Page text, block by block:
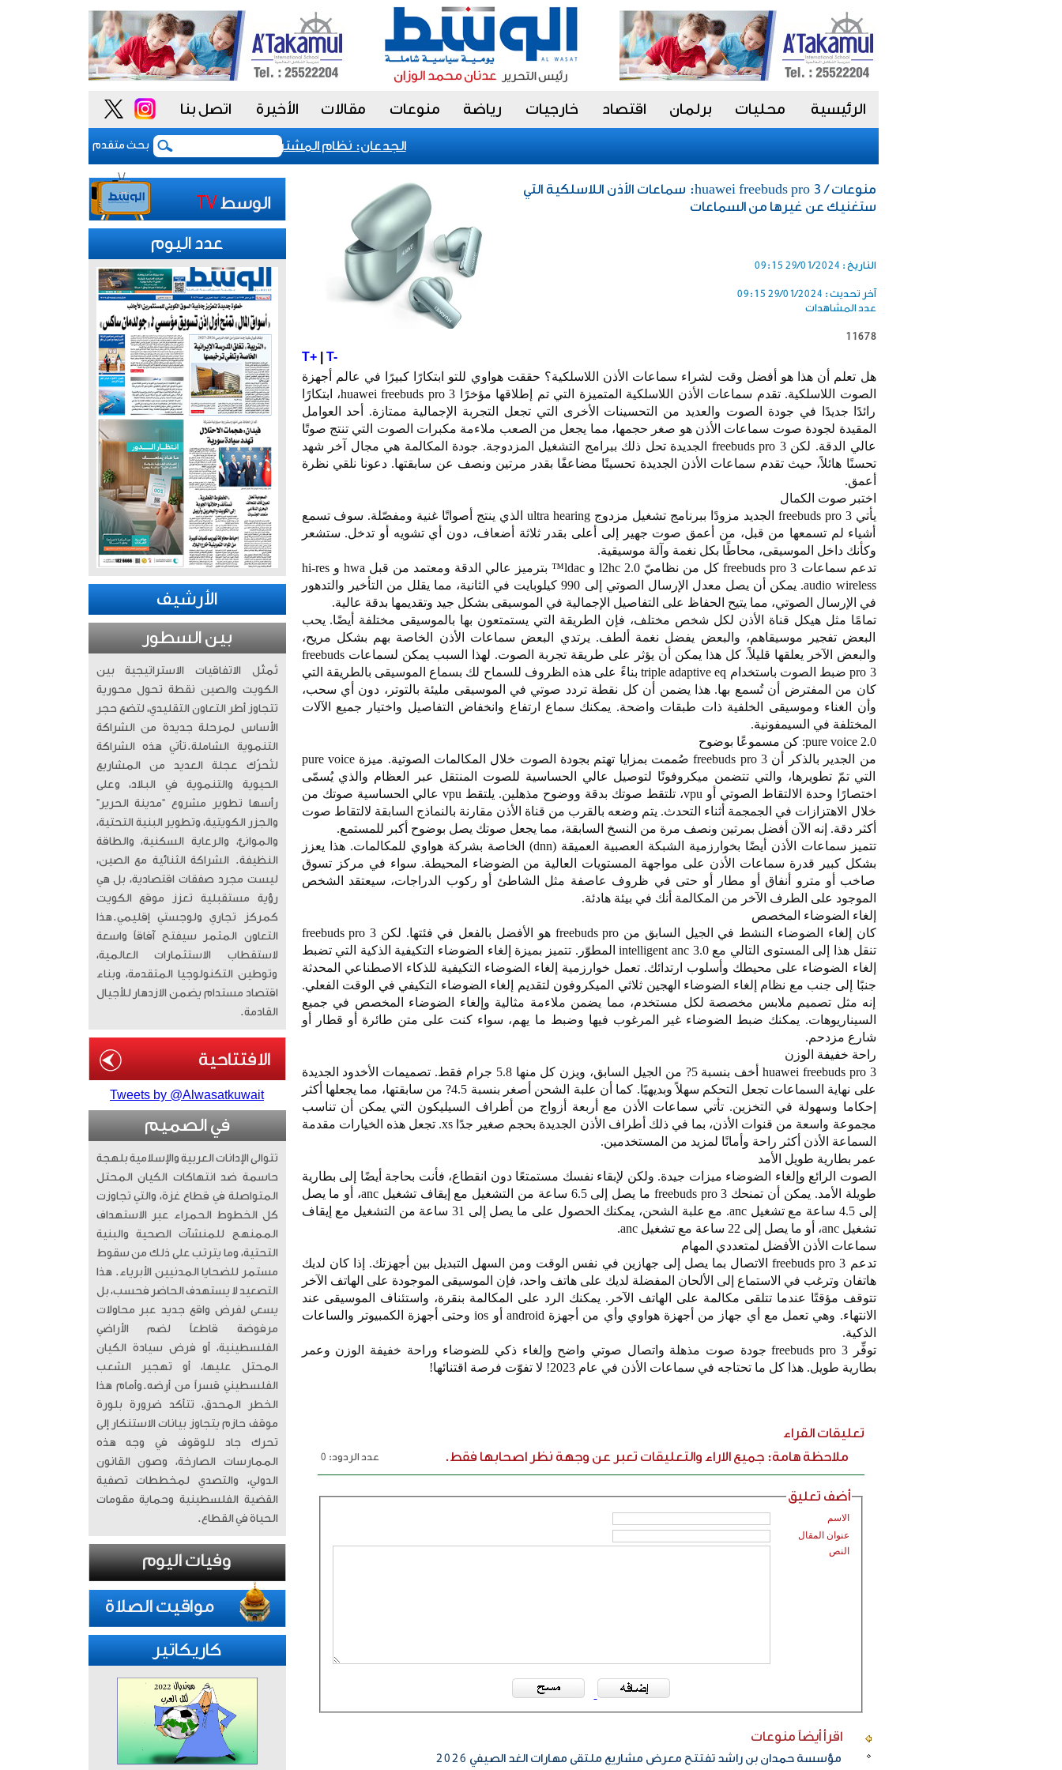
الرئيسية محليات برلمان اقتصاد خارجيات رياضة منوعات مقالات الأخيرة اتصل بنا
بحث متقدم
الجدعان: نظام المشتريات يمنح الحكومة السعودية أدوات أكثر مرونة
منوعات / huawei freebuds pro 3: سماعات الأذن اللاسلكية التي
ستغنيك عن غيرها من السماعات
التاريخ : 29/01/2024 09:15
آخر تحديث : 29/01/2024 09:15
عدد المشاهدات
11678
T+| T-
هل تعلم أن هذا هو أفضل وقت لشراء سماعات الأذن اللاسلكية؟ حققت هواوي للتو ابتكارًا كبيرًا في عالم أجهزة
الصوت اللاسلكية. تقدم سماعات الأذن اللاسلكية المتميزة التي تم إطلاقها مؤخرًا huawei freebuds pro 3، ابتكارًا
رائدًا جديدًا في جودة الصوت والعديد من التحسينات الأخرى التي تجعل التجربة الإجمالية ممتازة. أحد العوامل
المقيدة لجودة صوت سماعات الأذن هو صغر حجمها، مما يجعل من الصعب ملاءمة مكبرات الصوت التي تنتج صوتًا
عالي الدقة. لكن freebuds pro 3 الجديدة تحل ذلك ببرامج التشغيل المزدوجة. جودة المكالمة هي مجال آخر شهد
تحسنًا هائلاً، حيث تقدم سماعات الأذن الجديدة تحسينًا مضاعفًا بقدر مرتين ونصف عن سابقتها. دعونا نلقي نظرة
أعمق.
اختبر صوت الكمال
يأتي freebuds pro 3 الجديد مزودًا ببرنامج تشغيل مزدوج ultra hearing الذي ينتج أصواتًا غنية ومفصّلة. سوف تسمع
أشياء لم تسمعها من قبل، من أعمق صوت جهير إلى أعلى بقدر ثلاثة أضعاف، دون أي تشويه أو تدخل. ستشعر
وكأنك داخل الموسيقى، محاطًا بكل نغمة وآلة موسيقية.
تدعم سماعات freebuds pro 3 كل من نظاميّ l2hc 2.0 و ldac™ بترميز عالي الدقة ومعتمد من قبل hwa و hi-res
audio wireless. يمكن أن يصل معدل الإرسال الصوتي إلى 990 كيلوبايت في الثانية، مما يقلل من التأخير والتدهور
في الإرسال الصوتي، مما يتيح الحفاظ على التفاصيل الإجمالية في الموسيقى بشكل جيد وتقديمها بدقة عالية.
تمامًا مثل هيكل قناة الأذن لكل شخص مختلف، فإن الطريقة التي يستمتعون بها بالموسيقى مختلفة أيضًا. يحب
البعض تفجير موسيقاهم، والبعض يفضل نغمة ألطف. يرتدي البعض سماعات الأذن الخاصة بهم بشكل مريح،
والبعض الآخر يعلقها قليلاً. كل هذا يمكن أن يؤثر على طريقة تجربة الصوت. لهذا السبب يمكن لسماعات freebuds
pro 3 ضبط الصوت باستخدام triple adaptive eq بناءً على هذه الظروف للسماح لك بسماع الموسيقى بالطريقة التي
كان من المفترض أن تُسمع بها. هذا يضمن أن كل نقطة تردد صوتي في الموسيقى مليئة بالتوتر، دون أي سحب،
وأن الغناء وموسيقى الخلفية ذات طبقات واضحة. يمكنك سماع ارتفاع وانخفاض التفاصيل واختيار جميع الآلات
المختلفة في السيمفونية.
pure voice 2.0: كن مسموعًا بوضوح
من الجدير بالذكر أن freebuds pro 3 صُممت بمزايا تهتم بجودة الصوت خلال المكالمات الصوتية. ميزة pure voice
التي تمّ تطويرها، والتي تتضمن ميكروفونًا لتوصيل عالي الحساسية للصوت المنتقل عبر العظام والذي يُسمّى
اختصارًا وحدة الالتقاط الصوتي أو vpu، تلتقط صوتك بدقة ووضوح مذهلين. يلتقط vpu عالي الحساسية صوتك من
خلال الاهتزازات في الجمجمة أثناء التحدث. يتم وضعه بالقرب من قناة الأذن مقارنة بالنماذج السابقة لالتقاط صوت
أكثر دقة. إنه الآن أفضل بمرتين ونصف مرة من النسخ السابقة، مما يجعل صوتك يصل بوضوح أكبر للمستمع.
تتميز سماعات الأذن أيضًا بخوارزمية الشبكة العصبية العميقة (dnn) الخاصة بشركة هواوي للمكالمات. هذا يعزز
بشكل كبير قدرة سماعات الأذن على مواجهة المستويات العالية من الضوضاء المحيطة. سواء في مركز تسوق
صاخب أو مترو أنفاق أو مطار أو حتى في ظروف عاصفة مثل الشاطئ أو ركوب الدراجات، سيعتقد الشخص
الموجود على الطرف الآخر من المكالمة أنك في بيئة هادئة.
إلغاء الضوضاء المخصص
كان إلغاء الضوضاء النشط في الجيل السابق من freebuds pro هو الأفضل بالفعل في فئتها. لكن freebuds pro 3
تنقل هذا إلى المستوى التالي مع intelligent anc 3.0 المطوّر. تتميز بميزة إلغاء الضوضاء التكيفية الذكية التي تضبط
إلغاء الضوضاء على محيطك وأسلوب ارتدائك. تعمل خوارزمية إلغاء الضوضاء التكيفية للذكاء الاصطناعي المحدثة
جنبًا إلى جنب مع نظام إلغاء الضوضاء الهجين ثلاثي الميكروفون لتقديم إلغاء الضوضاء التكيفي في الوقت الفعلي.
إنه مثل تصميم ملابس مخصصة لكل مستخدم، مما يضمن ملاءمة مثالية وإلغاء الضوضاء المخصص في جميع
السيناريوهات. يمكنك ضبط الضوضاء غير المرغوب فيها وضبط ما يهم، سواء كنت على متن طائرة أو قطار أو
شارع مزدحم.
راحة خفيفة الوزن
huawei freebuds pro 3 أخف بنسبة 5? من الجيل السابق، ويزن كل منها 5.8 جرام فقط. تصميمات الأخدود الجديدة
على نهاية السماعات تجعل التحكم سهلاً وبديهيًا. كما أن علبة الشحن أصغر بنسبة 4.5? من سابقتها، مما يجعلها أكثر
إحكاما وسهولة في التخزين. تأتي سماعات الأذن مع أربعة أزواج من أطراف السيليكون التي يمكن أن تناسب
مجموعة واسعة من قنوات الأذن، بما في ذلك أطراف الأذن الجديدة بحجم صغير جدًا xs. تجعل هذه الخيارات مقدمة
السماعة الأذن أكثر راحة وأمانًا لمزيد من المستخدمين.
عمر بطارية طويل الأمد
الصوت الرائع وإلغاء الضوضاء ميزات جيدة. ولكن لإبقاء نفسك مستمتعًا دون انقطاع، فأنت بحاجة أيضًا إلى بطارية
طويلة الأمد. يمكن أن تمنحك freebuds pro 3 ما يصل إلى 6.5 ساعة من التشغيل مع إيقاف تشغيل anc، أو ما يصل
إلى 4.5 ساعة مع تشغيل anc. مع علبة الشحن، يمكنك الحصول على ما يصل إلى 31 ساعة من التشغيل مع إيقاف
تشغيل anc، أو ما يصل إلى 22 ساعة مع تشغيل anc.
سماعات الأذن الأفضل لمتعددي المهام
تدعم freebuds pro 3 الاتصال بما يصل إلى جهازين في نفس الوقت ومن السهل التبديل بين أجهزتك. إذا كان لديك
هاتفان وترغب في الاستماع إلى الألحان المفضلة لديك على هاتف واحد، فإن الموسيقى الموجودة على الهاتف الآخر
تتوقف مؤقتًا عندما تتلقى مكالمة على الهاتف الآخر. يمكنك الرد على المكالمة بنقرة، واستئناف الموسيقى عند
الانتهاء. وهي تعمل مع أي جهاز من أجهزة هواوي وأي من أجهزة android أو ios وحتى أجهزة الكمبيوتر والساعات
الذكية.
توفِّر freebuds pro 3 جودة صوت مذهلة واتصال صوتي واضح وإلغاء ذكي للضوضاء وراحة خفيفة الوزن وعمر
بطارية طويل. هذا كل ما تحتاجه في سماعات الأذن في عام 2023! لا تفوّت فرصة اقتنائها!
تعليقات القراء
ملاحظة هامة: جميع الاراء والتعليقات تعبر عن وجهة نظر اصحابها فقط.
عدد الردود: 0
أضف تعليق
الاسم
عنوان المقال
النص
اقرأ أيضاً منوعات
مؤسسة حمدان بن راشد تفتتح معرض مشاريع ملتقى مهارات الغد الصيفي 2026
عدد اليوم
الأرشيف
بين السطور
تُمثّل الاتفاقيات الاستراتيجية بين
الكويت والصين نقطة تحول محورية
تتجاوز أطر التعاون التقليدي، لتضع حجر
الأساس لمرحلة جديدة من الشراكة
التنموية الشاملة. ​تأتي هذه الشراكة
لتُحرّك عجلة العديد من المشاريع
الحيوية والتنموية في البلاد، وعلى
رأسها تطوير مشروع “مدينة الحرير”
والجزر الكويتية، وتطوير البنية التحتية،
والموانئ، والرعاية السكنية، والطاقة
النظيفة. الشراكة الثنائية مع الصين،
ليست مجرد صفقات اقتصادية، بل هي
رؤية مستقبلية تعزز موقع الكويت
كمركز تجاري ولوجستي إقليمي. ​هذا
التعاون المثمر سيفتح آفاقاً واسعة
لاستقطاب الاستثمارات العالمية،
وتوطين التكنولوجيا المتقدمة، وبناء
اقتصاد مستدام يضمن الازدهار للأجيال
القادمة.
Tweets by @Alwasatkuwait
في الصميم
تتوالى الإدانات العربية والإسلامية بلهجة
حاسمة ضد انتهاكات الكيان المحتل
المتواصلة في قطاع غزة، والتي تجاوزت
كل الخطوط الحمراء عبر الاستهداف
الممنهج للمنشآت الصحية والبنية
التحتية، وما يترتب على ذلك من سقوط
مستمر للضحايا المدنيين الأبرياء. ​ هذا
التصعيد لا يستهدف الحاضر فحسب، بل
يسعى لفرض واقع جديد عبر محاولات
مرفوضة قاطعاً لضم الأراضي
الفلسطينية، أو فرض سيادة الكيان
المحتل عليها، أو تهجير الشعب
الفلسطيني قسراً من أرضه. ​وأمام هذا
الخطر المحدق، تتأكد ضرورة بلورة
موقف حازم يتجاوز بيانات الاستنكار إلى
تحرك جاد للوقوف في وجه هذه
الممارسات الصارخة، وصون القانون
الدولي، والتصدي لمخططات تصفية
القضية الفلسطينية وحماية مقومات
الحياة في القطاع.
كاريكاتير